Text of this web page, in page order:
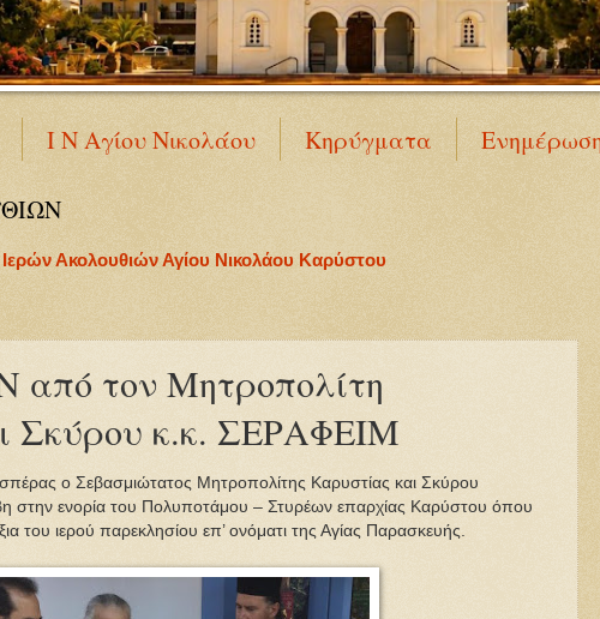
Ι Ν Αγίου Νικολάου Κηρύγματα
Ακολουθιών Αγίου Νικολάου Καρύστου
από τον Μητροπολίτη
Σκύρου κ.κ. ΣΕΡΑΦΕΙΜ
ο Σεβασμιώτατος Μητροπολίτης Καρυστίας και Σκύρου
στην ενορία του Πολυποτάμου – Στυρέων επαρχίας Καρύστου όπου
του ιερού παρεκλησίου επ’ ονόματι της Αγίας Παρασκευής.